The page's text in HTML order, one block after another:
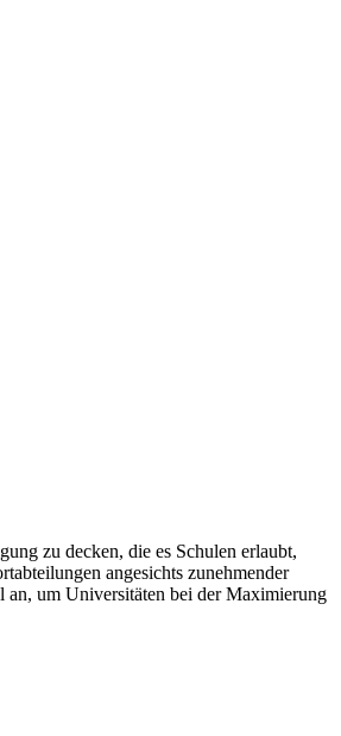
zu decken, die es Schulen erlaubt,
angesichts zunehmender
an, um Universitäten bei der Maximierung